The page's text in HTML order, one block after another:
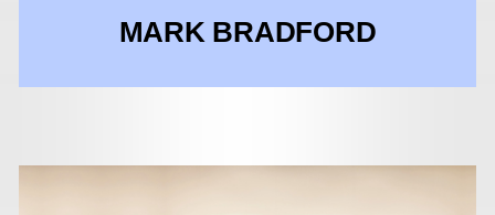
MARK BRADFORD